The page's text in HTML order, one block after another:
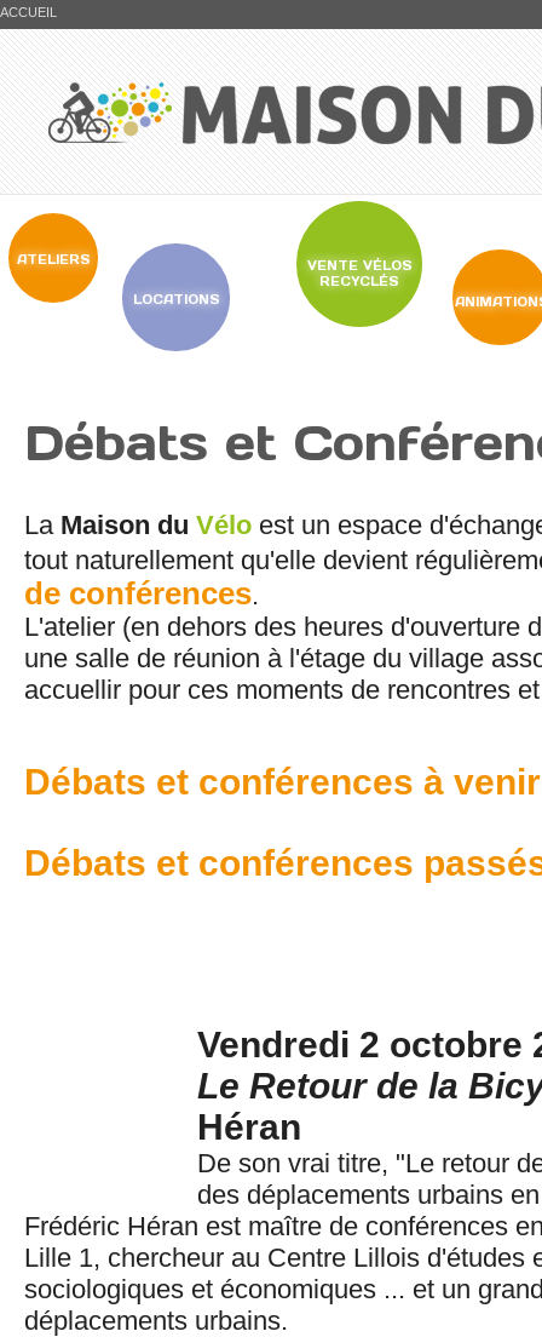
ACCUEIL
ATELIERS
LOCATIONS
VENTE VÉLOS
RECYCLÉS
Débats et
La Maison du Vélo est un espace
tout naturellement qu'elle devient
de conférences.
L'atelier (en dehors des heures d'ouverture
une salle de réunion à l'étage du village
accuellir pour ces moments de rencontres
Débats et conférences à venir
Débats et conférences
Vendredi 2 octobre
Le Retour de la
Héran
De son vrai titre, "Le retour
des déplacements urbains
Frédéric Héran est maître de conférences
Lille 1, chercheur au Centre Lillois d'études
sociologiques et économiques ... et un
déplacements urbains.